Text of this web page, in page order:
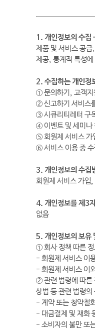
1. 개인정보의 수집
제품 및 서비스 공
제공, 통계적 특성
2. 수집하는 개인정
① 문의하기, 고객지
② 신고하기 서비스
③ 시큐리티레터 구
④ 이벤트 및 세미나
⑤ 회원제 서비스 가
⑥ 서비스 이용 중 수
3. 개인정보의 수집
회원제 서비스 가입
4. 개인정보를 제3
없음
5. 개인정보의 보유
① 회사 정책 따른 정
- 회원제 서비스 이
- 회원제 서비스 이
② 관련 법령에 따른
상법 등 관련 법령
- 계약 또는 청약철
- 대금결제 및 재화
- 소비자의 불만 또